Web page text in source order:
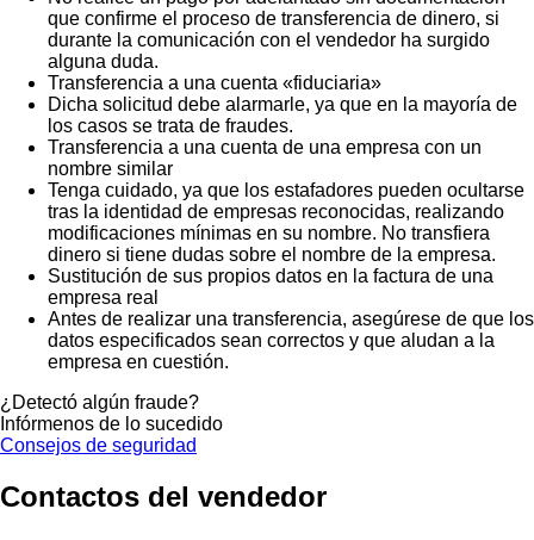
que confirme el proceso de transferencia de dinero, si
durante la comunicación con el vendedor ha surgido
alguna duda.
Transferencia a una cuenta «fiduciaria»
Dicha solicitud debe alarmarle, ya que en la mayoría de
los casos se trata de fraudes.
Transferencia a una cuenta de una empresa con un
nombre similar
Tenga cuidado, ya que los estafadores pueden ocultarse
tras la identidad de empresas reconocidas, realizando
modificaciones mínimas en su nombre. No transfiera
dinero si tiene dudas sobre el nombre de la empresa.
Sustitución de sus propios datos en la factura de una
empresa real
Antes de realizar una transferencia, asegúrese de que los
datos especificados sean correctos y que aludan a la
empresa en cuestión.
¿Detectó algún fraude?
Infórmenos de lo sucedido
Consejos de seguridad
Contactos del vendedor